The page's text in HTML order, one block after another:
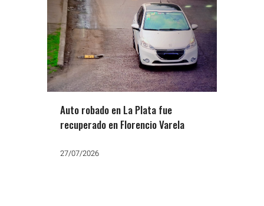
Auto robado en La Plata fue
recuperado en Florencio Varela
27/07/2026